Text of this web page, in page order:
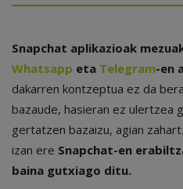
Snapchat aplikazioak
Whatsapp eta Telegram-en
dakarren kontzeptua ez da
bazaude, hasieran ez ulertzea
gertatzen bazaizu, agian
izan ere Snapchat-en
baina gutxiago ditu.